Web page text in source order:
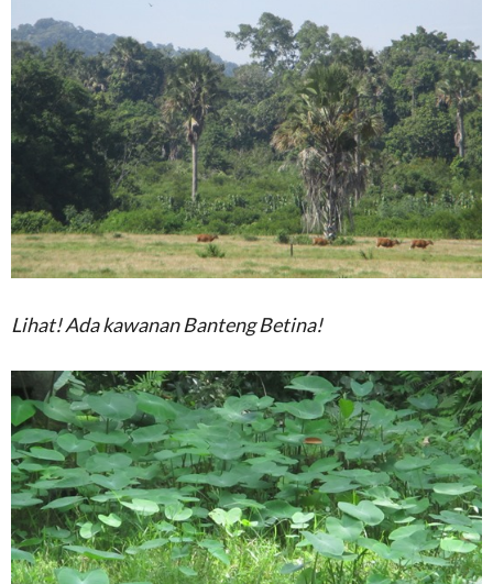
Lihat! Ada kawanan Banteng Betina!